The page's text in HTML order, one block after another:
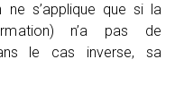
s’applique que si la
n’a pas de
le cas inverse, sa